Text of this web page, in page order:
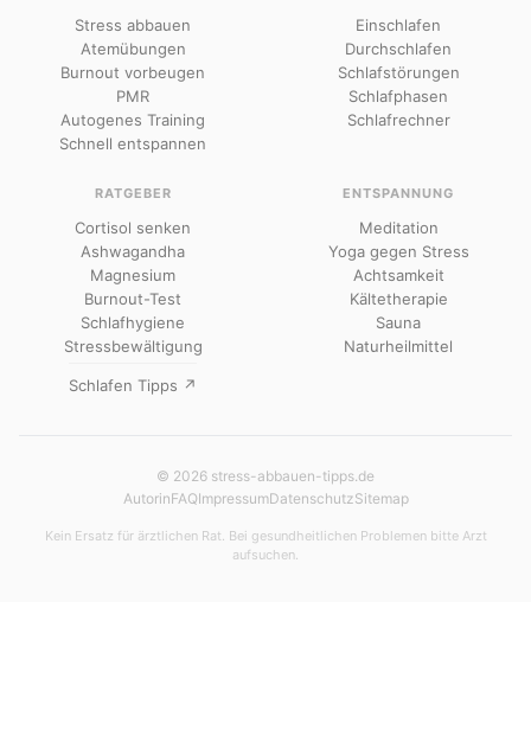
Stress abbauen
Atemübungen
Burnout vorbeugen
PMR
Autogenes Training
Schnell entspannen
Einschlafen
Durchschlafen
Schlafstörungen
Schlafphasen
Schlafrechner
RATGEBER
Cortisol senken
Ashwagandha
Magnesium
Burnout-Test
Schlafhygiene
Stressbewältigung
Schlafen Tipps ↗
ENTSPANNUNG
Meditation
Yoga gegen Stress
Achtsamkeit
Kältetherapie
Sauna
Naturheilmittel
© 2026 stress-abbauen-tipps.de
AutorinFAQImpressumDatenschutzSitemap
Kein Ersatz für ärztlichen Rat. Bei gesundheitlichen Problemen bitte Arzt
aufsuchen.